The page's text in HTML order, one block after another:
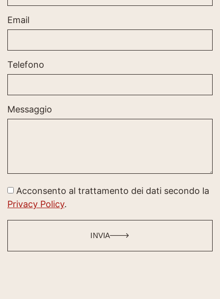
Email
Telefono
Messaggio
Acconsento al trattamento dei dati secondo la
Privacy Policy.
INVIA